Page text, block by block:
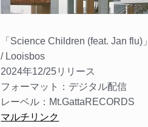
「Science Children (feat. Jan flu)」
/ Looisbos
2024年12/25リリース
フォーマット：デジタル配信
レーベル：Mt.GattaRECORDS
マルチリンク